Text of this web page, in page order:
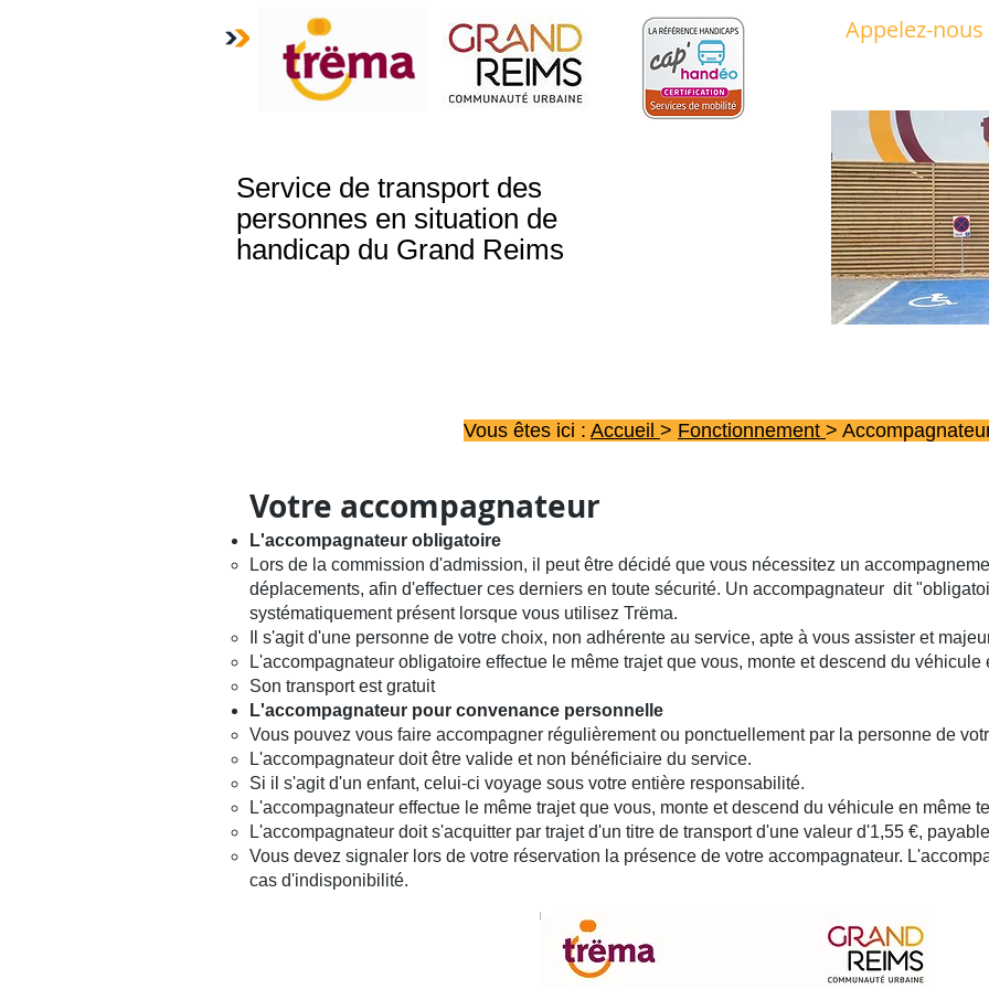
Service de transport des
personnes en situation de
handicap du Grand Reims
Appelez-nous
Vous êtes ici : Accueil > Fonctionnement >
Votre accompagnateur
L'accompagnateur obligatoire
Lors de la commission d'admission, il peut être décidé que vous nécessitez un
déplacements, afin d'effectuer ces derniers en toute sécurité. Un accompagnateur dit
systématiquement présent lorsque vous utilisez Trëma.
Il s'agit d'une personne de votre choix, non adhérente au service, apte à vous assister et
L'accompagnateur obligatoire effectue le même trajet que vous, monte et descend du véhicule
Son transport est gratuit
L'accompagnateur pour convenance personnelle
Vous pouvez vous faire accompagner régulièrement ou ponctuellement par la personne de
L'accompagnateur doit être valide et non bénéficiaire du service.
Si il s'agit d'un enfant, celui-ci voyage sous votre entière responsabilité.
L'accompagnateur effectue le même trajet que vous, monte et descend du véhicule en même
L'accompagnateur doit s'acquitter par trajet d'un titre de transport d'une valeur d'1,55 €,
Vous devez signaler lors de votre réservation la présence de votre accompagnateur.
cas d'indisponibilité.